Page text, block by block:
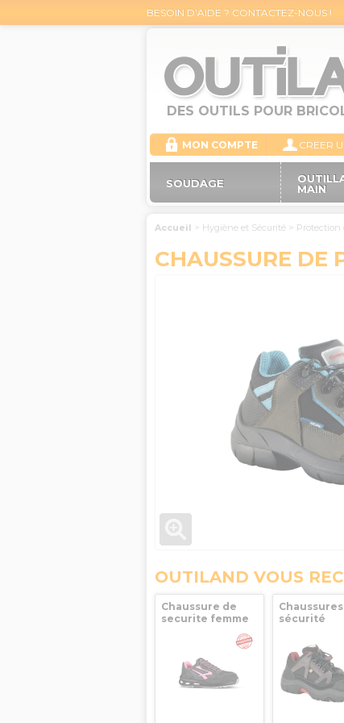
BESOIN D’AIDE ? CONTACTEZ-NOUS !
DES OUTILS POUR
MON COMPTE CREER
SOUDAGE
MAIN
Accueil > Hygiène et Sécurité > Protection
CHAUSSURE DE
OUTILAND VOUS
Chaussure de
securite femme
Redlion cherry
S1P SRC Pointure
38 UPOWER
sécurité
CI SRC
46